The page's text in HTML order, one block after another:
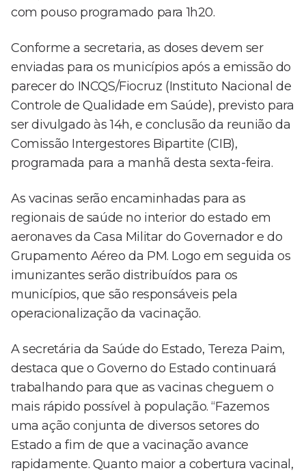
com pouso programado para 1h20.
Conforme a secretaria, as doses devem ser
enviadas para os municípios após a emissão do
parecer do INCQS/Fiocruz (Instituto Nacional de
Controle de Qualidade em Saúde), previsto para
ser divulgado às 14h, e conclusão da reunião da
Comissão Intergestores Bipartite (CIB),
programada para a manhã desta sexta-feira.
As vacinas serão encaminhadas para as
regionais de saúde no interior do estado em
aeronaves da Casa Militar do Governador e do
Grupamento Aéreo da PM. Logo em seguida os
imunizantes serão distribuídos para os
municípios, que são responsáveis pela
operacionalização da vacinação.
A secretária da Saúde do Estado, Tereza Paim,
destaca que o Governo do Estado continuará
trabalhando para que as vacinas cheguem o
mais rápido possível à população. “Fazemos
uma ação conjunta de diversos setores do
Estado a fim de que a vacinação avance
rapidamente. Quanto maior a cobertura vacinal,